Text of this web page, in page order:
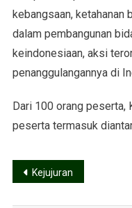
kebangsaan, ketahanan
dalam pembangunan
keindonesiaan, aksi
penanggulangannya di
Dari 100 orang peserta,
peserta termasuk
Kejujuran